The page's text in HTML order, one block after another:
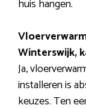
huis hangen.
Winterswijk,
Ja,
installeren is
keuzes. Ten